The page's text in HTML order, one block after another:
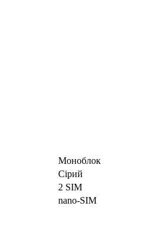
Моноблок
Сірий
2 SIM
nano-SIM